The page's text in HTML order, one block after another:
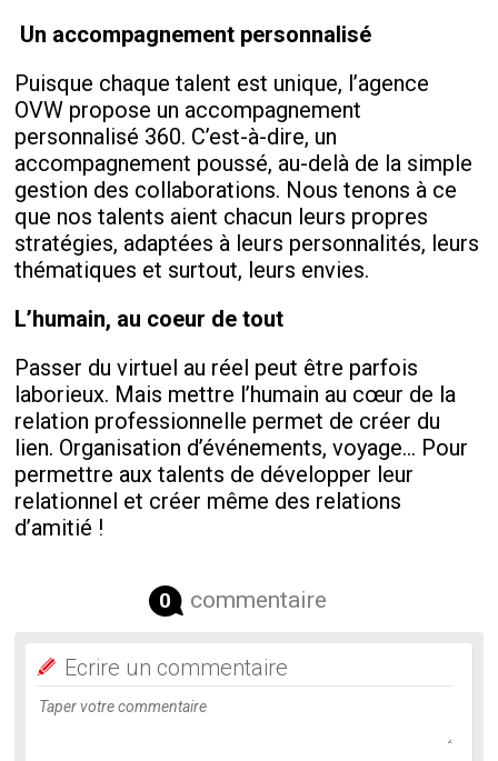
Un accompagnement personnalisé
Puisque chaque talent est unique, l’agence
OVW propose un accompagnement
personnalisé 360. C’est-à-dire, un
accompagnement poussé, au-delà de la simple
gestion des collaborations. Nous tenons à ce
que nos talents aient chacun leurs propres
stratégies, adaptées à leurs personnalités, leurs
thématiques et surtout, leurs envies.
L’humain, au coeur de tout
Passer du virtuel au réel peut être parfois
laborieux. Mais mettre l’humain au cœur de la
relation professionnelle permet de créer du
lien. Organisation d’événements, voyage… Pour
permettre aux talents de développer leur
relationnel et créer même des relations
d’amitié !
0 commentaire
Ecrire un commentaire